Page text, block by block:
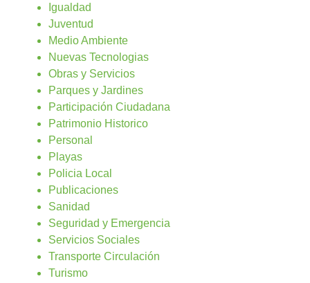
Igualdad
Juventud
Medio Ambiente
Nuevas Tecnologias
Obras y Servicios
Parques y Jardines
Participación Ciudadana
Patrimonio Historico
Personal
Playas
Policia Local
Publicaciones
Sanidad
Seguridad y Emergencia
Servicios Sociales
Transporte Circulación
Turismo